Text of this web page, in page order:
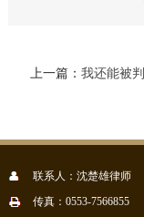
上一篇： 我还能被
联系人：沈楚雄律师
传真：0553-7566855